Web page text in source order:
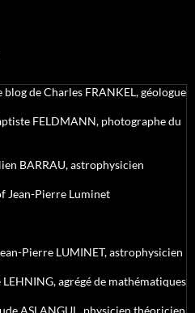
de Charles FRANKEL, géologue
FELDMANN, photographe du
BARRAU, astrophysicien
Jean-Pierre Luminet
Pierre LUMINET, astrophysicien
agrégé de mathématiques